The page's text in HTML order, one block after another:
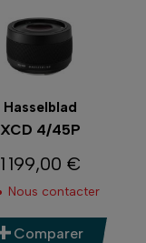
Hasselblad
XCD 4/45P
Prix
1 199,00 €
Nous contacter
Comparer